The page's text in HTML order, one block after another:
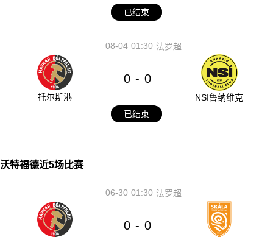
已结束
01:30
08-04 法罗超
托尔斯港
0 - 0
NSI鲁纳维克
已结束
沃特福德近5场比赛
01:30
06-30 法罗超
0 - 0